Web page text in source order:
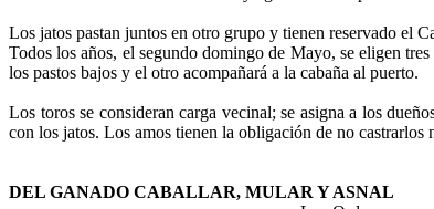
Los jatos pastan juntos en otro grupo y tienen reservado el
Todos los años, el segundo domingo de Mayo, se eligen
los pastos bajos y el otro acompañará a la cabaña al puerto.
Los toros se consideran carga vecinal; se asigna a los
con los jatos. Los amos tienen la obligación de no castrarlos
DEL GANADO CABALLAR, MULAR Y ASNAL